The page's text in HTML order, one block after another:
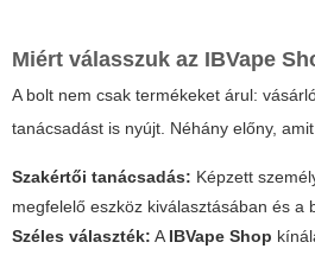
Miért válasszuk az IBVape
A bolt nem csak termékeket árul:
tanácsadást is nyújt. Néhány előny,
Szakértői tanácsadás: Képzett
megfelelő eszköz kiválasztásában és a
Széles választék: A IBVape Shop